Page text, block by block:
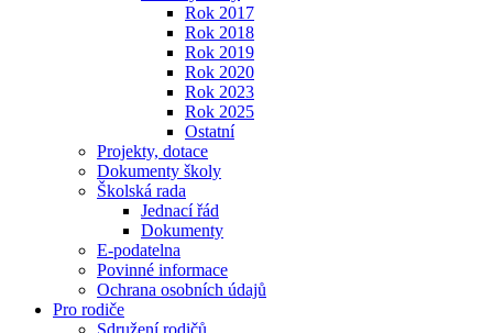
Rok 2017
Rok 2018
Rok 2019
Rok 2020
Rok 2023
Rok 2025
Ostatní
Projekty, dotace
Dokumenty školy
Školská rada
Jednací řád
Dokumenty
E-podatelna
Povinné informace
Ochrana osobních údajů
Pro rodiče
Sdružení rodičů